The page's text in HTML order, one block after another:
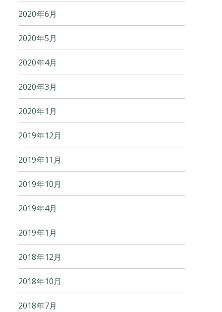
2020年6月
2020年5月
2020年4月
2020年3月
2020年1月
2019年12月
2019年11月
2019年10月
2019年4月
2019年1月
2018年12月
2018年10月
2018年7月